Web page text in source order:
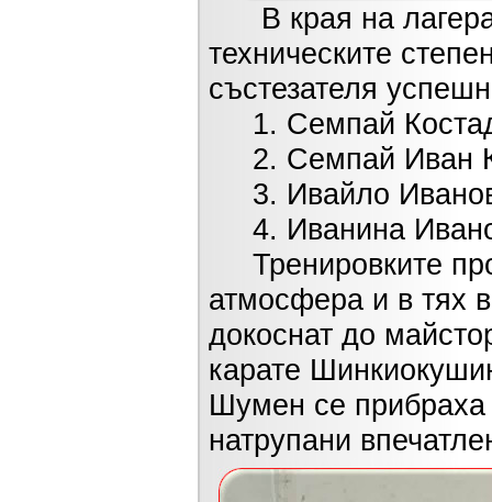
В края на лагера
техническите
състезателя
1. Семпай
2. Семпай Иван
3. Ивайло
4. Иванина
Тренировките
атмосфера и в тях
докоснат до
карате
Шумен се прибраха
натрупани